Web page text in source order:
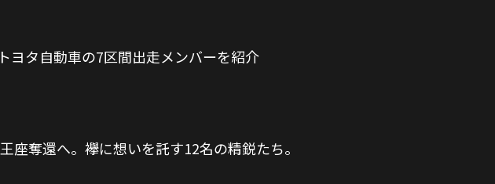
ヨタ自動車の7区間出走メンバーを紹介
座奪還へ。襷に想いを託す12名の精鋭たち。